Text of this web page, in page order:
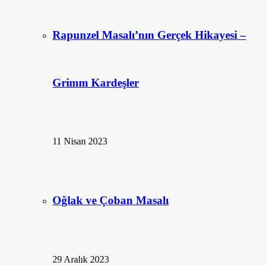
Rapunzel Masalı’nın Gerçek Hikayesi –
Grimm Kardeşler
11 Nisan 2023
Oğlak ve Çoban Masalı
29 Aralık 2023